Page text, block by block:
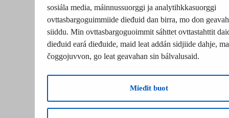
sosiála media, máinnussuorggi ja analytihkkasuorggi
ovttasbargoguimmiide dieđuid dan birra, mo don
siiddu. Min ovttasbargoguoimmit sáhttet ovttastahttit
dieđuid eará dieđuide, maid leat addán sidjiide dahje,
čoggojuvvon, go leat geavahan sin bálvalusaid.
Mieđit buot